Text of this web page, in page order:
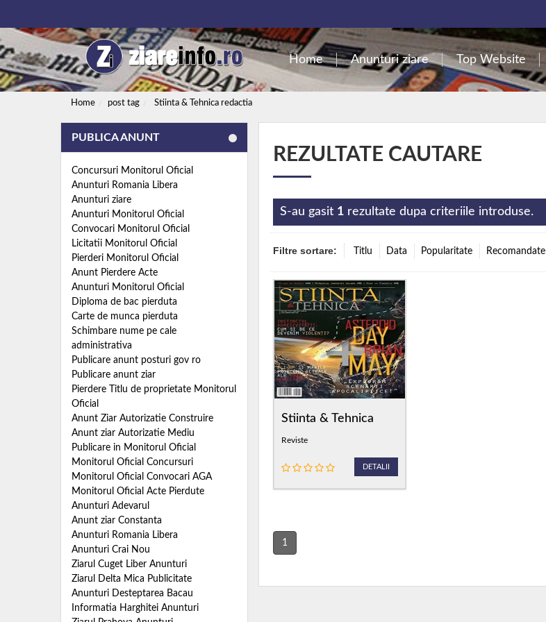
Home Anunturi ziare Top Website
Home post tag Stiinta & Tehnica redactia
PUBLICA ANUNT
Concursuri Monitorul Oficial
Anunturi Romania Libera
Anunturi ziare
Anunturi Monitorul Oficial
Convocari Monitorul Oficial
Licitatii Monitorul Oficial
Pierderi Monitorul Oficial
Anunt Pierdere Acte
Anunturi Monitorul Oficial
Diploma de bac pierduta
Carte de munca pierduta
Schimbare nume pe cale
administrativa
Publicare anunt posturi gov ro
Publicare anunt ziar
Pierdere Titlu de proprietate Monitorul
Oficial
Anunt Ziar Autorizatie Construire
Anunt ziar Autorizatie Mediu
Publicare in Monitorul Oficial
Monitorul Oficial Concursuri
Monitorul Oficial Convocari AGA
Monitorul Oficial Acte Pierdute
Anunturi Adevarul
Anunt ziar Constanta
Anunturi Romania Libera
Anunturi Crai Nou
Ziarul Cuget Liber Anunturi
Ziarul Delta Mica Publicitate
Anunturi Desteptarea Bacau
Informatia Harghitei Anunturi
REZULTATE CAUTARE
S-au gasit 1 rezultate dupa criteriile introduse.
Filtre sortare: Titlu Data Popularitate Recomandate
Stiinta & Tehnica
Reviste
DETALII
1